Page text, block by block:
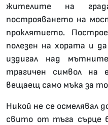
жителите на
построяването на
проклятието.
полезен на хората и
издигал над
трагичен символ на
вещаещ само мъка за
Никой не се осмелявал
свито от тъга сърце